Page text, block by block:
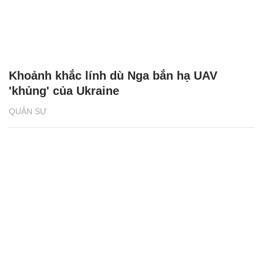
QUÂN SỰ
Khoảnh khắc lính dù Nga bắn hạ UAV
'khủng' của Ukraine